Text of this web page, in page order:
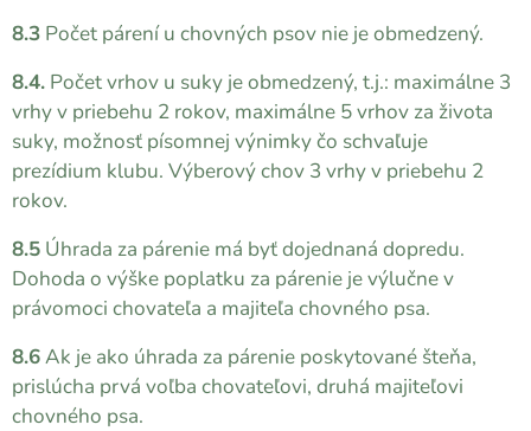
8.3 Počet párení u chovných psov nie je obmedzený.
8.4. Počet vrhov u suky je obmedzený, t.j.: maximálne 3
vrhy v priebehu 2 rokov, maximálne 5 vrhov za života
suky, možnosť písomnej výnimky čo schvaľuje
prezídium klubu. Výberový chov 3 vrhy v priebehu 2
rokov.
8.5 Úhrada za párenie má byť dojednaná dopredu.
Dohoda o výške poplatku za párenie je výlučne v
právomoci chovateľa a majiteľa chovného psa.
8.6Ak je ako úhrada za párenie poskytované šteňa,
prislúcha prvá voľba chovateľovi, druhá majiteľovi
chovného psa.